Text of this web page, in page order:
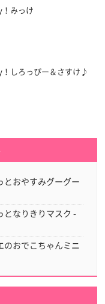
みっけ
しろっぴー＆さすけ♪
おやすみグーグー
なりきりマスク -
おでこちゃんミニ